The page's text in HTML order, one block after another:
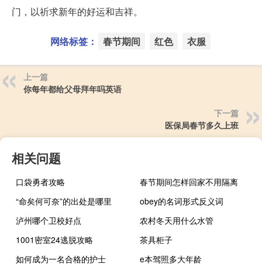
门，以祈求新年的好运和吉祥。
网络标签： 春节期间 红色 衣服
上一篇
你每年都给父母拜年吗英语
下一篇
医保局春节多久上班
相关问题
口袋勇者攻略
春节期间怎样回家不用隔离
“命矣何可奈”的出处是哪里
obey的名词形式反义词
泸州哪个卫校好点
农村冬天用什么水管
1001密室24逃脱攻略
茶具柜子
如何成为一名合格的护士
e本驾照多大年龄